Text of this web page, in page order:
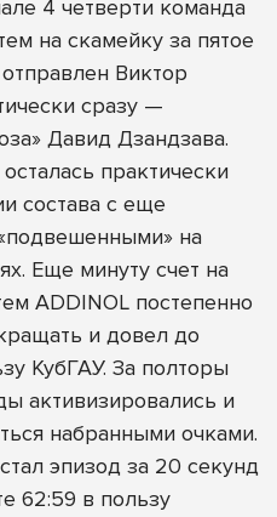
4 четверти команда
на скамейку за пятое
Виктор
сразу —
Давид Дзандзава.
практически
состава с еще
на
Еще минуту счет на
ADDINOL постепенно
и довел до
КубГАУ. За полторы
активизировались и
набранными очками.
эпизод за 20 секунд
62:59 в пользу